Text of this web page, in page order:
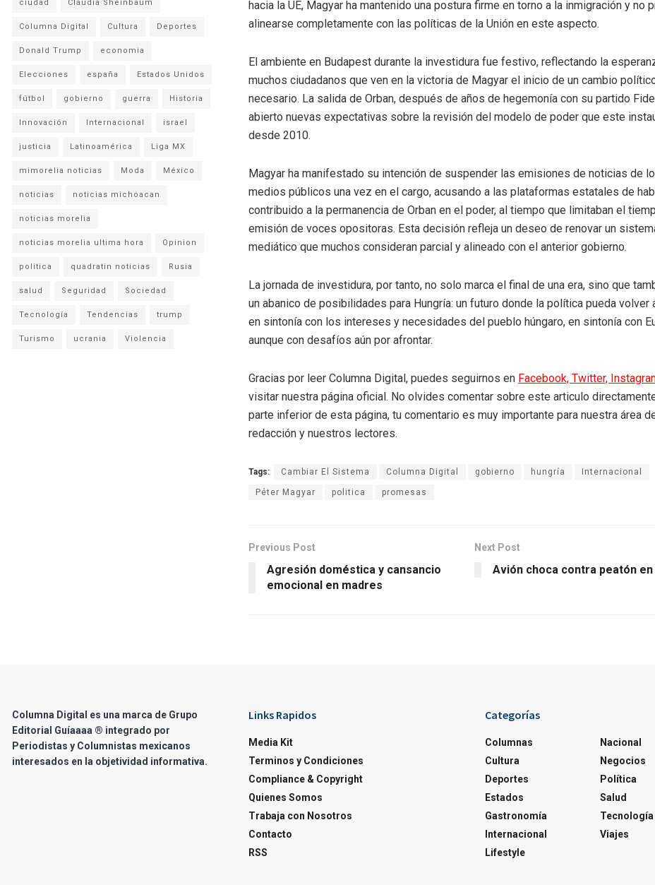
hacia la UE, Magyar ha mantenido una postura firme en torno a la inmigración y no
alinearse completamente con las políticas de la Unión en este aspecto.
El ambiente en Budapest durante la investidura fue festivo, reflectando la
muchos ciudadanos que ven en la victoria de Magyar el inicio de un cambio
necesario. La salida de Orban, después de años de hegemonía con su partido
abierto nuevas expectativas sobre la revisión del modelo de poder que este
desde 2010.
Magyar ha manifestado su intención de suspender las emisiones de noticias de
medios públicos una vez en el cargo, acusando a las plataformas estatales de
contribuido a la permanencia de Orban en el poder, al tiempo que limitaban el
emisión de voces opositoras. Esta decisión refleja un deseo de renovar un
mediático que muchos consideran parcial y alineado con el anterior gobierno.
La jornada de investidura, por tanto, no solo marca el final de una era, sino que
un abanico de posibilidades para Hungría: un futuro donde la política pueda volver
en sintonía con los intereses y necesidades del pueblo húngaro, en sintonía con
aunque con desafíos aún por afrontar.
Gracias por leer Columna Digital, puedes seguirnos en Facebook, Twitter,
visitar nuestra página oficial. No olvides comentar sobre este articulo
parte inferior de esta página, tu comentario es muy importante para nuestra área
redacción y nuestros lectores.
Tags: Cambiar El Sistema Columna Digital gobierno hungría Internacional
Péter Magyar politica promesas
Previous Post
Agresión doméstica y cansancio
emocional en madres
Next Post
Avión choca contra peatón en
ciudad Claudia Sheinbaum
Columna Digital Cultura Deportes
Donald Trump economia
Elecciones españa Estados Unidos
fútbol gobierno guerra Historia
Innovación Internacional israel
justicia Latinoamérica Liga MX
mimorelia noticias Moda México
noticias noticias michoacan
noticias morelia
noticias morelia ultima hora Opinion
politica quadratin noticias Rusia
salud Seguridad Sociedad
Tecnología Tendencias trump
Turismo ucrania Violencia
Columna Digital es una marca de Grupo
Editorial Guíaaaa ® integrado por
Periodistas y Columnistas mexicanos
interesados en la objetividad informativa.
Links Rapidos
Media Kit
Terminos y Condiciones
Compliance & Copyright
Quienes Somos
Trabaja con Nosotros
Contacto
RSS
Categorías
Columnas
Cultura
Deportes
Estados
Gastronomía
Internacional
Lifestyle
Nacional
Negocios
Política
Salud
Tecnología
Viajes